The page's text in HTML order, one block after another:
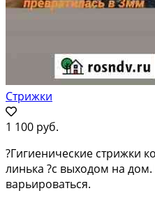
Стрижки
1 100 руб.
?Гигиенические стрижки
линька ?с выходом на
варьироваться.